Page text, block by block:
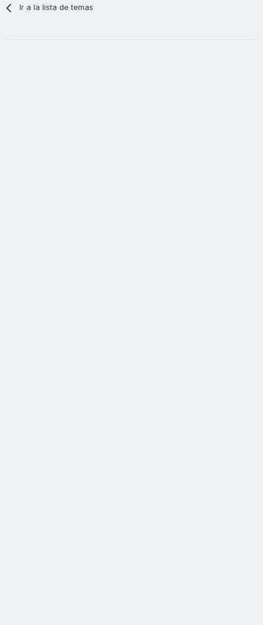
Ir a la lista de temas